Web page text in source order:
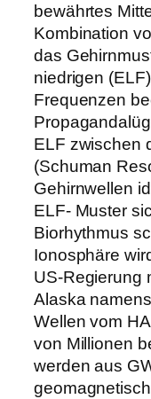
bewährtes
Kombination
das
niedrigen
Frequenzen
ELF zwischen
(Schuman
Gehirnwellen
ELF- Muster
Biorhythmus
Ionosphäre
US-Regierung
Alaska
Wellen vom
von Millionen
werden aus